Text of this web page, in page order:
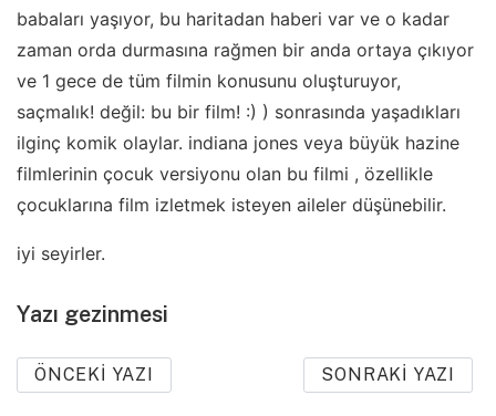
babaları yaşıyor, bu haritadan haberi var ve o kadar
zaman orda durmasına rağmen bir anda ortaya çıkıyor
ve 1 gece de tüm filmin konusunu oluşturuyor,
saçmalık! değil: bu bir film! :) ) sonrasında yaşadıkları
ilginç komik olaylar. indiana jones veya büyük hazine
filmlerinin çocuk versiyonu olan bu filmi , özellikle
çocuklarına film izletmek isteyen aileler düşünebilir.
iyi seyirler.
Yazı gezinmesi
ÖNCEKI YAZI SONRAKI YAZI